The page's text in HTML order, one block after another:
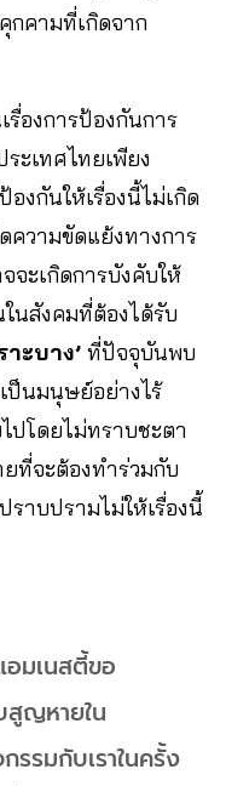
กคามที่เกิดจาก
องการป้องกันการ
ะเทศไทยเพียง
งกันให้เรื่องนี้ไม่เกิด
ความขัดแย้งทางการ
จะเกิดการบังคับให้
นสังคมที่ต้องได้รับ
าะบาง’ ที่ปัจจุบันพบ
ป็นมนุษย์อย่างไร้
ปโดยไม่ทราบชะตา
ที่จะต้องทำร่วมกับ
าบปรามไม่ให้เรื่องนี้
มเนสตี้ขอ
ญหายใน
รรมกับเราในครั้ง